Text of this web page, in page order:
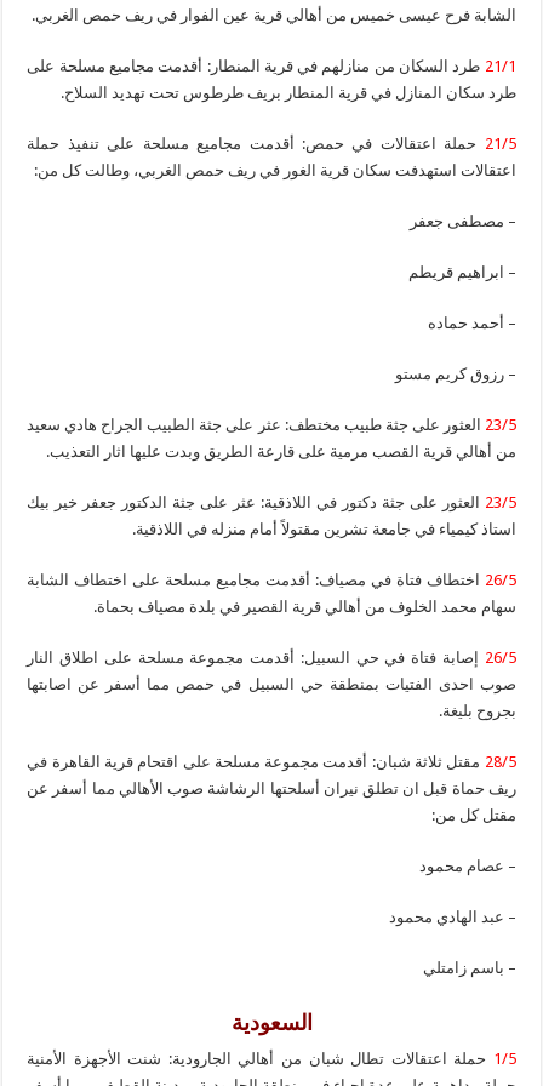
الشابة فرح عيسى خميس من أهالي قرية عين الفوار في ريف حمص الغربي.
21/1 طرد السكان من منازلهم في قرية المنطار: أقدمت مجاميع مسلحة على
طرد سكان المنازل في قرية المنطار بريف طرطوس تحت تهديد السلاح.
21/5 حملة اعتقالات في حمص: أقدمت مجاميع مسلحة على تنفيذ حملة
اعتقالات استهدفت سكان قرية الغور في ريف حمص الغربي، وطالت كل من:
– مصطفى جعفر
– ابراهيم قريطم
– أحمد حماده
– رزوق كريم مستو
23/5 العثور على جثة طبيب مختطف: عثر على جثة الطبيب الجراح هادي سعيد
من أهالي قرية القصب مرمية على قارعة الطريق وبدت عليها اثار التعذيب.
23/5 العثور على جثة دكتور في اللاذقية: عثر على جثة الدكتور جعفر خير بيك
استاذ كيمياء في جامعة تشرين مقتولاً أمام منزله في اللاذقية.
26/5 اختطاف فتاة في مصياف: أقدمت مجاميع مسلحة على اختطاف الشابة
سهام محمد الخلوف من أهالي قرية القصير في بلدة مصياف بحماة.
26/5 إصابة فتاة في حي السبيل: أقدمت مجموعة مسلحة على اطلاق النار
صوب احدى الفتيات بمنطقة حي السبيل في حمص مما أسفر عن اصابتها
بجروح بليغة.
28/5 مقتل ثلاثة شبان: أقدمت مجموعة مسلحة على اقتحام قرية القاهرة في
ريف حماة قبل ان تطلق نيران أسلحتها الرشاشة صوب الأهالي مما أسفر عن
مقتل كل من:
– عصام محمود
– عبد الهادي محمود
– باسم زامتلي
السعودية
1/5 حملة اعتقالات تطال شبان من أهالي الجارودية: شنت الأجهزة الأمنية